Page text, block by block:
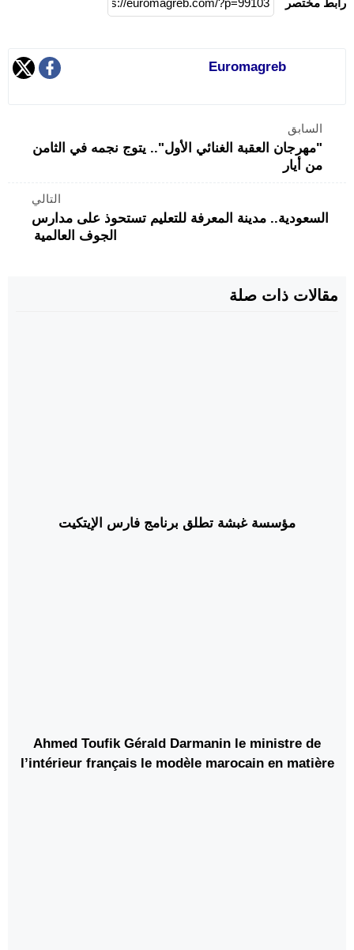
رابط مختصر
Euromagreb
السابق
"مهرجان العقبة الغنائي الأول".. يتوج نجمه في الثامن
من أيار
التالي
السعودية.. مدينة المعرفة للتعليم تستحوذ على مدارس
الجوف العالمية
مقالات ذات صلة
مؤسسة غبشة تطلق برنامج فارس الإيتكيت
Ahmed Toufik Gérald Darmanin le ministre de
l’intérieur français le modèle marocain en matière